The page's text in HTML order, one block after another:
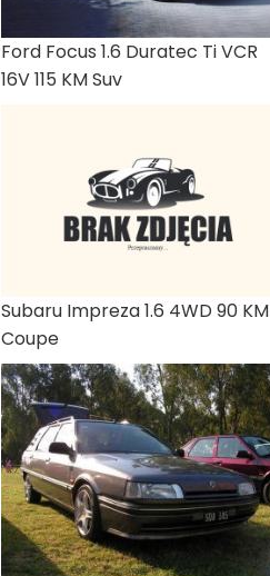
Ford Focus 1.6 Duratec Ti VCR
16V 115 KM Suv
Subaru Impreza 1.6 4WD 90 KM
Coupe